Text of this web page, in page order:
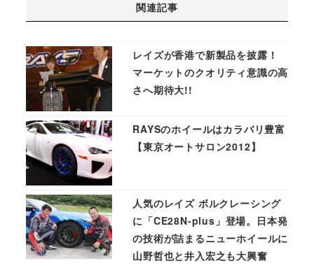
関連記事
レイズが香港で新製品を披露！
マーケットのクオリティ意識の高
さへ期待大!!
RAYSのホイールはカラバリ豊富
【東京オートサロン2012】
人気のレイズ ボルクレーシング
に「CE28N-plus」登場。日本発
の技術が詰まるニューホイールに
山野哲也と井入宏之も大興奮